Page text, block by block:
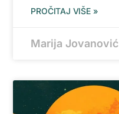
PROČITAJ VIŠE »
Marija Jovanović